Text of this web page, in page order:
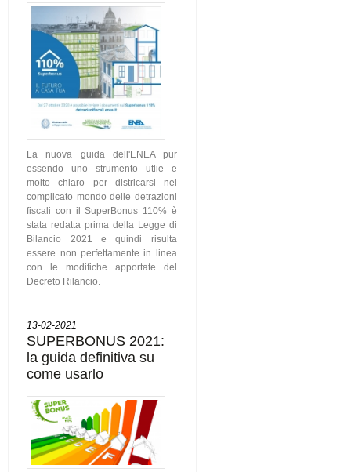
La nuova guida dell'ENEA pur
essendo uno strumento utlie e
molto chiaro per districarsi nel
complicato mondo delle detrazioni
fiscali con il SuperBonus 110% è
stata redatta prima della Legge di
Bilancio 2021 e quindi risulta
essere non perfettamente in linea
con le modifiche apportate del
Decreto Rilancio.
13-02-2021
SUPERBONUS 2021:
la guida definitiva su
come usarlo